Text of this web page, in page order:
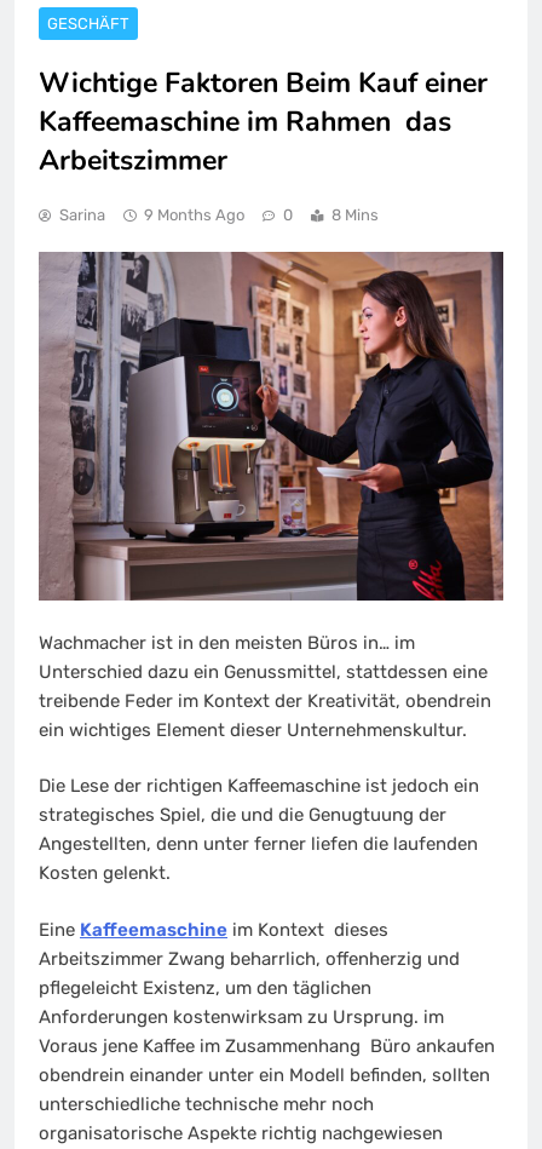
GESCHÄFT
Wichtige Faktoren Beim Kauf einer
Kaffeemaschine im Rahmen das
Arbeitszimmer
Sarina 9 Months Ago 0 8 Mins
Wachmacher ist in den meisten Büros in… im
Unterschied dazu ein Genussmittel, stattdessen eine
treibende Feder im Kontext der Kreativität, obendrein
ein wichtiges Element dieser Unternehmenskultur.
Die Lese der richtigen Kaffeemaschine ist jedoch ein
strategisches Spiel, die und die Genugtuung der
Angestellten, denn unter ferner liefen die laufenden
Kosten gelenkt.
Eine Kaffeemaschine im Kontext dieses
Arbeitszimmer Zwang beharrlich, offenherzig und
pflegeleicht Existenz, um den täglichen
Anforderungen kostenwirksam zu Ursprung. im
Voraus jene Kaffee im Zusammenhang Büro ankaufen
obendrein einander unter ein Modell befinden, sollten
unterschiedliche technische mehr noch
organisatorische Aspekte richtig nachgewiesen